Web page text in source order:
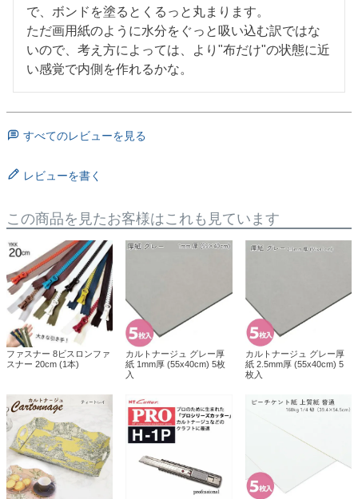
で、ボンドを塗るとくるっと丸まります。
ただ画用紙のように水分をぐっと吸い込む訳ではな
いので、考え方によっては、より"布だけ"の状態に近
い感覚で内側を作れるかな。
すべてのレビューを見る
レビューを書く
この商品を見たお客様はこれも見ています
ファスナー 8ビスロンファ
スナー 20cm (1本)
カルトナージュ グレー厚
紙 1mm厚 (55x40cm) 5枚
入
カルトナージュ グレー厚
紙 2.5mm厚 (55x40cm) 5
枚入